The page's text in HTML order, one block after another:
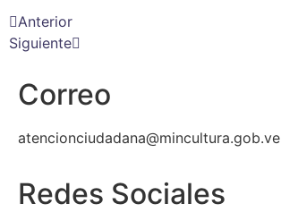
Anterior
Siguiente
Correo
atencionciudadana@mincultura.gob.ve
Redes Sociales